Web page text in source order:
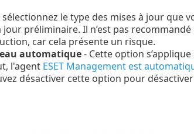
le type des mises à jour que
préliminaire. Il n’est pas
car cela présente un risque.
automatique- Cette option s’applique
l'agent ESET Management est
désactiver cette option pour désactiver